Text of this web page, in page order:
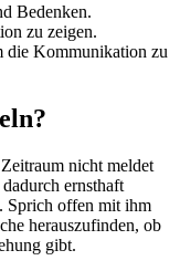
Bedenken.
zu zeigen.
die Kommunikation zu
nicht meldet
ernsthaft
Sprich offen mit ihm
herauszufinden, ob
gibt.